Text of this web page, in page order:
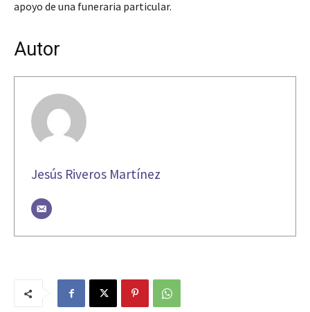
apoyo de una funeraria particular.
Autor
Jesús Riveros Martínez